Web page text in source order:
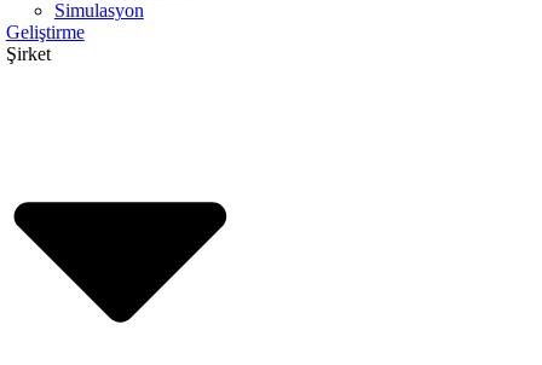
Simulasyon
Geliştirme
Şirket